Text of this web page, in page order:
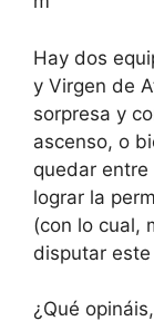
Hay dos
y Virgen de
sorpresa y
ascenso, o
quedar entre
lograr la
(con lo cual,
disputar
¿Qué